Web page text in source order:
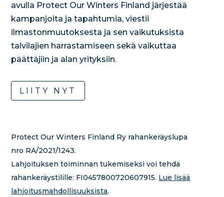
avulla Protect Our Winters Finland järjestää
kampanjoita ja tapahtumia, viestii
ilmastonmuutoksesta ja sen vaikutuksista
talvilajien harrastamiseen sekä vaikuttaa
päättäjiin ja alan yrityksiin.
LIITY NYT
Protect Our Winters Finland Ry rahankeräyslupa
nro RA/2021/1243.
Lahjoituksen toiminnan tukemiseksi voi tehdä
rahankeräystilille: FI0457800720607915. Lue lisää
lahjoitusmahdollisuuksista.